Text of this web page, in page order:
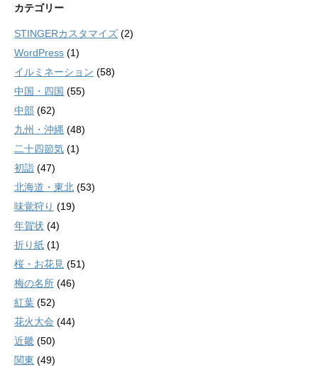
カテゴリー
STINGERカスタマイズ (2)
WordPress (1)
イルミネーション (58)
中国・四国 (55)
中部 (62)
九州・沖縄 (48)
二十四節気 (1)
初詣 (47)
北海道・東北 (53)
味覚狩り (19)
年賀状 (4)
折り紙 (1)
桜・お花見 (51)
梅の名所 (46)
紅葉 (52)
花火大会 (44)
近畿 (50)
関東 (49)